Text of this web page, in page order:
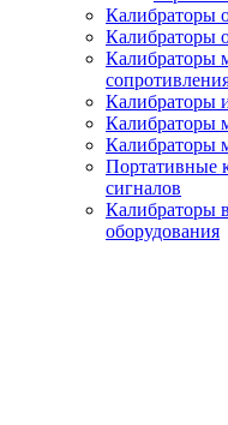
Калибраторы
Калибраторы
Калибраторы
Калибраторы
Калибраторы
Калибраторы
Портативные
сигналов
Калибраторы
оборудования